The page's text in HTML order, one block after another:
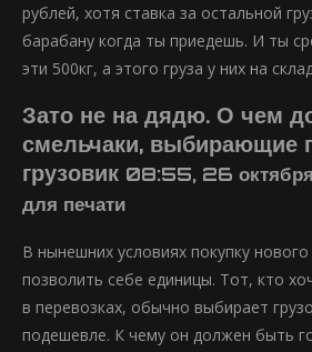
рублей, хотя ставка за остальной
барабану когда ты приедешь. И ты
эти 500кг, а этого груза у них на
Зато не на дядю. О чем
смельчаки, выбирающие
грузовик 08:55, 26
для печати
В нынешних условиях покупку
позволить себе единицы. Тот, кто
в перевозках, обычно выбирает
подешевле. К чему он должен быть